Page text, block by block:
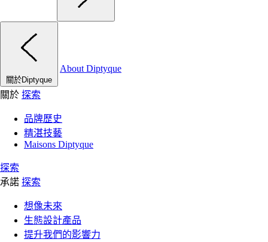
關於Diptyque
About Diptyque
關於 探索
品牌歷史
精湛技藝
Maisons Diptyque
探索
承諾 探索
想像未來
生態設計產品
提升我們的影響力